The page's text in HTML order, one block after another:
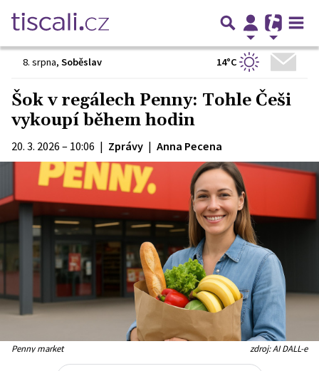
8. srpna, Soběslav 14°C
Šok v regálech Penny: Tohle Češi
vykoupí během hodin
20. 3. 2026 – 10:06 | Zprávy | Anna Pecena
Penny market zdroj: AI DALL-e